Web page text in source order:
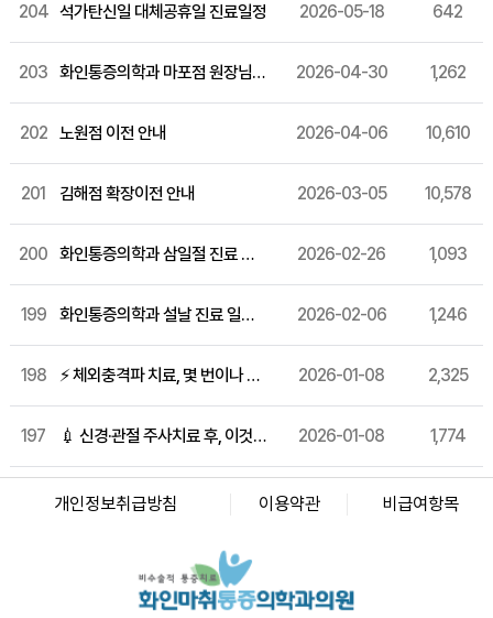
204 석가탄신일 대체공휴일 진료일정 2026-05-18 642
203 화인통증의학과 마포점 원장님 소개 2026-04-30 1,262
202 노원점 이전 안내 2026-04-06 10,610
201 김해점 확장이전 안내 2026-03-05 10,578
200 화인통증의학과 삼일절 진료 일정 안내 2026-02-26 1,093
199 화인통증의학과 설날 진료 일정 안내 2026-02-06 1,246
198 ⚡ 체외충격파 치료, 몇 번이나 받아야 효과적일까요? 2026-01-08 2,325
197 💉 신경·관절 주사치료 후, 이것만은 꼭 지켜주세요! 2026-01-08 1,774
개인정보취급방침 이용약관 비급여항목
화인마취통증의학과의원 창원점
대표자명: 윤경섭
서울 강남구 테헤란로 405 BGF 사옥 빌딩 3층 (서울 강남구 삼성동 141-32)
대표자명: 이정욱